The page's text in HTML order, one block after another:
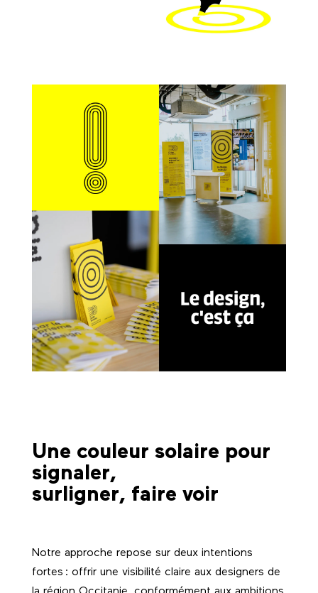
Une couleur solaire pour
signaler,
surligner, faire voir
Notre approche repose sur deux intentions
fortes : offrir une visibilité claire aux designers de